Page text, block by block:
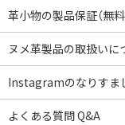
革小物の製品保証（無
ヌメ革製品の取扱いに
Instagramのなりすま
よくある質問 Q&A